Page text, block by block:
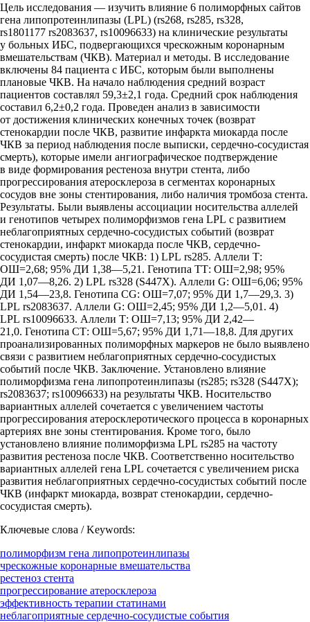
Цель исследования — изучить влияние 6 полиморфных сайтов
гена липопротеинлипазы (LPL) (rs268, rs285, rs328,
rs1801177 rs2083637, rs10096633) на клинические результаты
у больных ИБС, подвергающихся чрескожным коронарным
вмешательствам (ЧКВ). Материал и методы. В исследование
включены 84 пациента с ИБС, которым были выполнены
плановые ЧКВ. На начало наблюдения средний возраст
пациентов составлял 59,3±2,1 года. Средний срок наблюдения
составил 6,2±0,2 года. Проведен анализ в зависимости
от достижения клинических конечных точек (возврат
стенокардии после ЧКВ, развитие инфаркта миокарда после
ЧКВ за период наблюдения после выписки, сердечно-сосудистая
смерть), которые имели ангиографическое подтверждение
в виде формирования рестеноза внутри стента, либо
прогрессирования атеросклероза в сегментах коронарных
сосудов вне зоны стентирования, либо наличия тромбоза стента.
Результаты. Были выявлены ассоциации носительства аллелей
и генотипов четырех полиморфизмов гена LPL с развитием
неблагоприятных сердечно-сосудистых событий (возврат
стенокардии, инфаркт миокарда после ЧКВ, сердечно-
сосудистая смерть) после ЧКВ: 1) LPL rs285. Аллели Т:
ОШ=2,68; 95% ДИ 1,38—5,21. Генотипа ТТ: ОШ=2,98; 95%
ДИ 1,07—8,26. 2) LPL rs328 (S447X). Аллели G: ОШ=6,06; 95%
ДИ 1,54—23,8. Генотипа CG: ОШ=7,07; 95% ДИ 1,7—29,3. 3)
LPL rs2083637. Аллели G: ОШ=2,45; 95% ДИ 1,2—5,01. 4)
LPL rs10096633. Аллели Т: ОШ=7,13; 95% ДИ 2,42—
21,0. Генотипа СТ: ОШ=5,67; 95% ДИ 1,71—18,8. Для других
проанализированных полиморфных маркеров не было выявлено
связи с развитием неблагоприятных сердечно-сосудистых
событий после ЧКВ. Заключение. Установлено влияние
полиморфизма гена липопротеинлипазы (rs285; rs328 (S447X);
rs2083637; rs10096633) на результаты ЧКВ. Носительство
вариантных аллелей сочетается с увеличением частоты
прогрессирования атеросклеротического процесса в коронарных
артериях вне зоны стентирования. Кроме того, было
установлено влияние полиморфизма LPL rs285 на частоту
развития рестеноза после ЧКВ. Соответственно носительство
вариантных аллелей гена LPL сочетается с увеличением риска
развития неблагоприятных сердечно-сосудистых событий после
ЧКВ (инфаркт миокарда, возврат стенокардии, сердечно-
сосудистая смерть).
Ключевые слова / Keywords:
полиморфизм гена липопротеинлипазы
чрескожные коронарные вмешательства
рестеноз стента
прогрессирование атеросклероза
эффективность терапии статинами
неблагоприятные сердечно-сосудистые события